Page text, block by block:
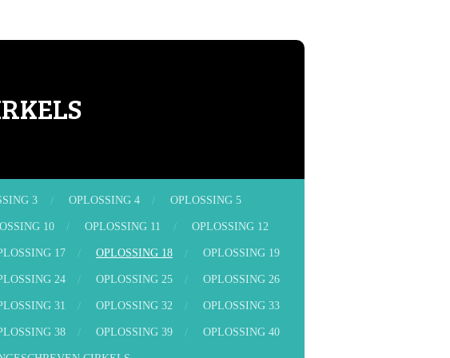
3 OPLOSSING 4 OPLOSSING 5
10 OPLOSSING 11 OPLOSSING 12
17 OPLOSSING 18 OPLOSSING 19
24 OPLOSSING 25 OPLOSSING 26
31 OPLOSSING 32 OPLOSSING 33
38 OPLOSSING 39 OPLOSSING 40